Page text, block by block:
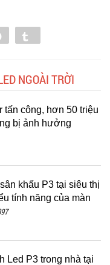
NGOÀI TRỜI
tấn công, hơn 50 triệu
bị ảnh hưởng
khấu P3 tại siêu thị
tính năng của màn
Led P3 trong nhà tại